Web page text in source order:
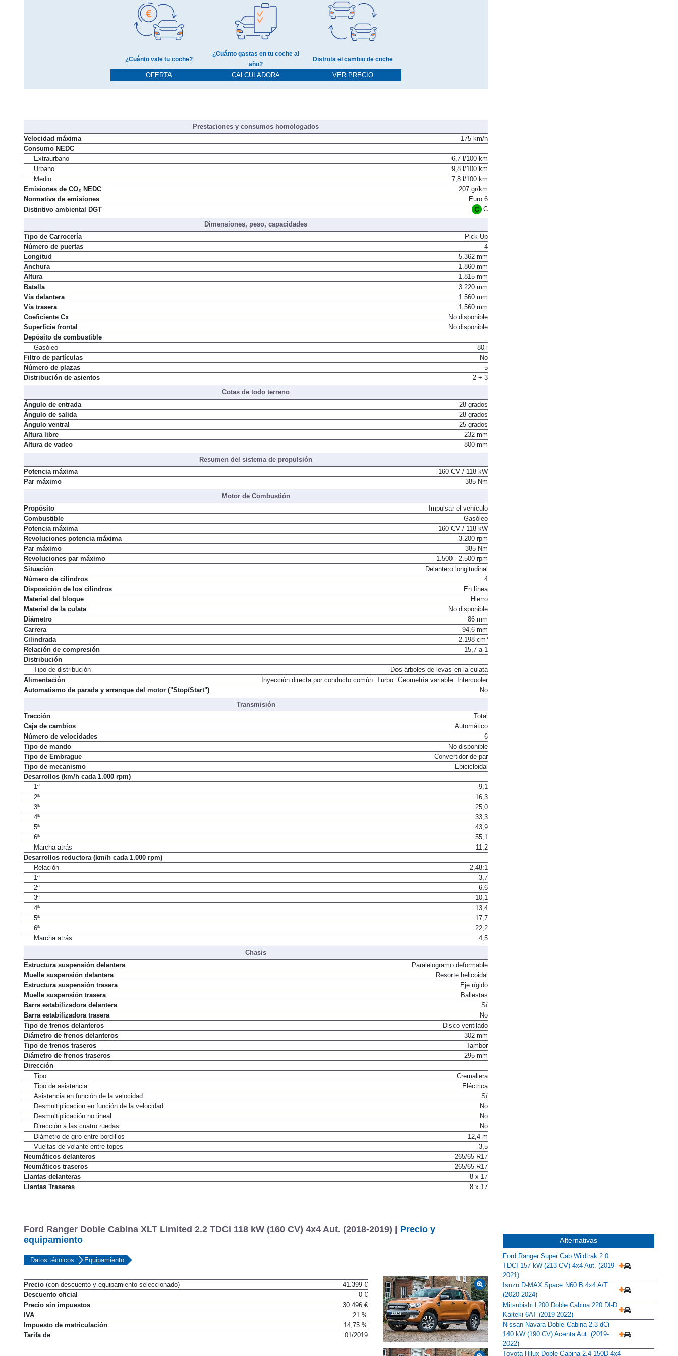
¿Cuánto vale tu coche?
OFERTA
¿Cuánto gastas en tu coche al
año?
CALCULADORA
Disfruta el cambio de coche
VER PRECIO
Prestaciones y consumos homologados
Velocidad máxima
175 km/h
Consumo NEDC
Extraurbano
6,7 l/100 km
Urbano
9,8 l/100 km
Medio
7,8 l/100 km
Emisiones de CO₂ NEDC
207 gr/km
Normativa de emisiones
Euro 6
Distintivo ambiental DGT
C
Dimensiones, peso, capacidades
Tipo de Carrocería
Pick Up
Número de puertas
4
Longitud
5.362 mm
Anchura
1.860 mm
Altura
1.815 mm
Batalla
3.220 mm
Vía delantera
1.560 mm
Vía trasera
1.560 mm
Coeficiente Cx
No disponible
Superficie frontal
No disponible
Depósito de combustible
Gasóleo
80 l
Filtro de partículas
No
Número de plazas
5
Distribución de asientos
2 + 3
Cotas de todo terreno
Ángulo de entrada
28 grados
Ángulo de salida
28 grados
Ángulo ventral
25 grados
Altura libre
232 mm
Altura de vadeo
800 mm
Resumen del sistema de propulsión
Potencia máxima
160 CV / 118 kW
Par máximo
385 Nm
Motor de Combustión
Propósito
Impulsar el vehículo
Combustible
Gasóleo
Potencia máxima
160 CV / 118 kW
Revoluciones potencia máxima
3.200 rpm
Par máximo
385 Nm
Revoluciones par máximo
1.500 - 2.500 rpm
Situación
Delantero longitudinal
Número de cilindros
4
Disposición de los cilindros
En línea
Material del bloque
Hierro
Material de la culata
No disponible
Diámetro
86 mm
Carrera
94,6 mm
Cilindrada
2.198 cm³
Relación de compresión
15,7 a 1
Distribución
Tipo de distribución
Dos árboles de levas en la culata
Alimentación
Inyección directa por conducto común. Turbo. Geometría variable. Intercooler
Automatismo de parada y arranque del motor ("Stop/Start")
No
Transmisión
Tracción
Total
Caja de cambios
Automático
Número de velocidades
6
Tipo de mando
No disponible
Tipo de Embrague
Convertidor de par
Tipo de mecanismo
Epicicloidal
Desarrollos (km/h cada 1.000 rpm)
1ª
9,1
2ª
16,3
3ª
25,0
4ª
33,3
5ª
43,9
6ª
55,1
Marcha atrás
11,2
Desarrollos reductora (km/h cada 1.000 rpm)
Relación
2,48:1
1ª
3,7
2ª
6,6
3ª
10,1
4ª
13,4
5ª
17,7
6ª
22,2
Marcha atrás
4,5
Chasis
Estructura suspensión delantera
Paralelogramo deformable
Muelle suspensión delantera
Resorte helicoidal
Estructura suspensión trasera
Eje rígido
Muelle suspensión trasera
Ballestas
Barra estabilizadora delantera
Sí
Barra estabilizadora trasera
No
Tipo de frenos delanteros
Disco ventilado
Diámetro de frenos delanteros
302 mm
Tipo de frenos traseros
Tambor
Diámetro de frenos traseros
295 mm
Dirección
Tipo
Cremallera
Tipo de asistencia
Eléctrica
Asistencia en función de la velocidad
Sí
Desmultiplicacion en función de la velocidad
No
Desmultiplicación no lineal
No
Dirección a las cuatro ruedas
No
Diámetro de giro entre bordillos
12,4 m
Vueltas de volante entre topes
3,5
Neumáticos delanteros
265/65 R17
Neumáticos traseros
265/65 R17
Llantas delanteras
8 x 17
Llantas Traseras
8 x 17
Ford Ranger Doble Cabina XLT Limited 2.2 TDCi 118 kW (160 CV) 4x4 Aut. (2018-2019) | Precio y
equipamiento
Datos técnicos Equipamiento
Precio (con descuento y equipamiento seleccionado)
41.399 €
Descuento oficial
0 €
Precio sin impuestos
30.496 €
IVA
21 %
Impuesto de matriculación
14,75 %
Tarifa de
01/2019
Alternativas
Ford Ranger Super Cab Wildtrak 2.0
TDCI 157 kW (213 CV) 4x4 Aut. (2019-
2021)
Isuzu D-MAX Space N60 B 4x4 A/T
(2020-2024)
Mitsubishi L200 Doble Cabina 220 DI-D
Kaiteki 6AT (2019-2022)
Nissan Navara Doble Cabina 2.3 dCi
140 kW (190 CV) Acenta Aut. (2019-
2022)
Toyota Hilux Doble Cabina 2.4 150D 4x4